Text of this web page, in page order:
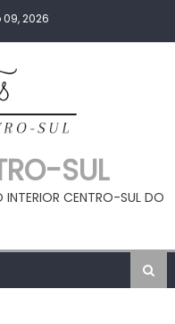
2026
SUL
CENTRO-SUL DO